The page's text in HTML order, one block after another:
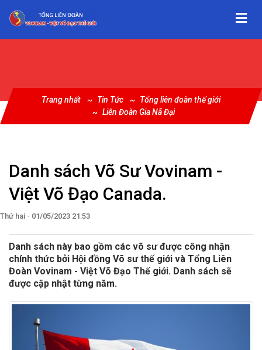
Trang nhất Tin Tức
Tổng liên đoàn thế giới
Liên Đoàn Gia Nã Đại
Danh sách Võ Sư Vovinam -
Việt Võ Đạo Canada.
Thứ hai - 01/05/2023 21:53
Danh sách này bao gồm các võ sư được công nhận
chính thức bởi Hội đồng Võ sư thế giới và Tổng Liên
Đoàn Vovinam - Việt Võ Đạo Thế giới. Danh sách sẽ
được cập nhật từng năm.